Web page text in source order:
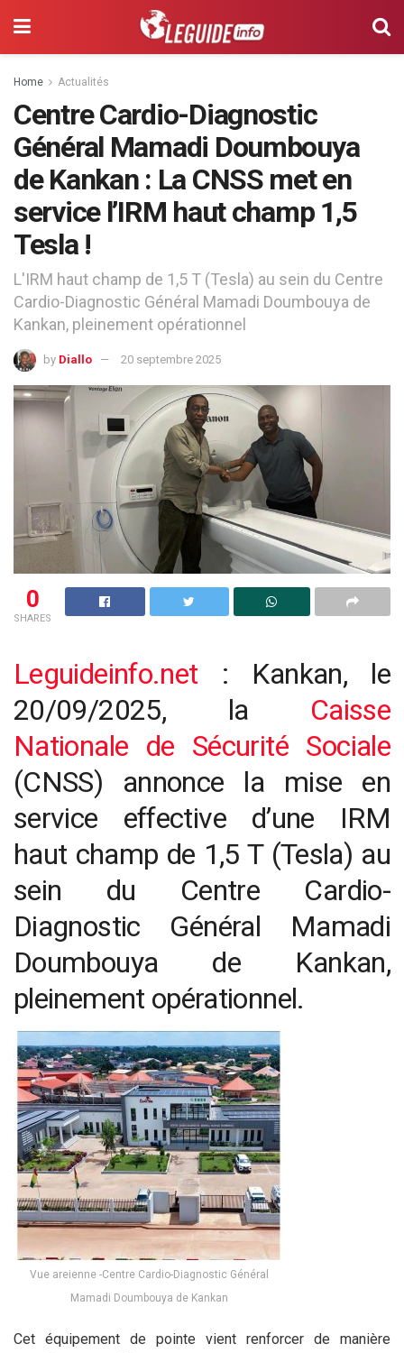
Home Actualités
Centre Cardio-Diagnostic
Général Mamadi Doumbouya
de Kankan : La CNSS met en
service l’IRM haut champ 1,5
Tesla !
L'IRM haut champ de 1,5 T (Tesla) au sein du Centre
Cardio-Diagnostic Général Mamadi Doumbouya de
Kankan, pleinement opérationnel
by Diallo 20 septembre 2025
0
SHARES
Leguideinfo.net : Kankan, le
20/09/2025, la Caisse
Nationale de Sécurité Sociale
(CNSS) annonce la mise en
service effective d’une IRM
haut champ de 1,5 T (Tesla) au
sein du Centre Cardio-
Diagnostic Général Mamadi
Doumbouya de Kankan,
pleinement opérationnel.
Vue areienne -Centre Cardio-Diagnostic Général
Mamadi Doumbouya de Kankan
Cet équipement de pointe vient renforcer de manière